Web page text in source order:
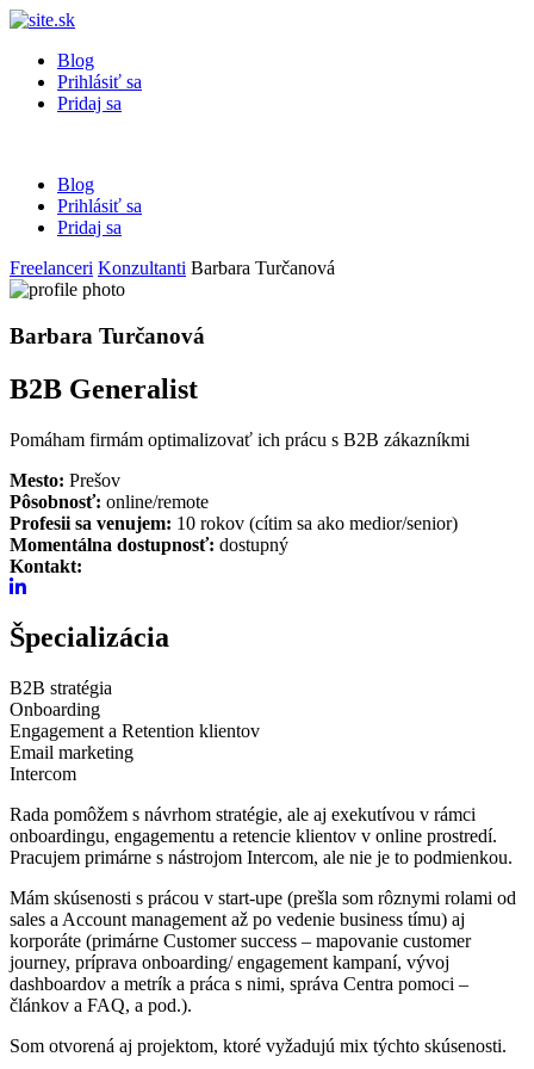
Blog
Prihlásiť sa
Pridaj sa
Blog
Prihlásiť sa
Pridaj sa
Freelanceri Konzultanti Barbara Turčanová
Barbara Turčanová
B2B Generalist
Pomáham firmám optimalizovať ich prácu s B2B zákazníkmi
Mesto: Prešov
Pôsobnosť: online/remote
Profesii sa venujem: 10 rokov (cítim sa ako medior/senior)
Momentálna dostupnosť: dostupný
Kontakt:
Špecializácia
B2B stratégia
Onboarding
Engagement a Retention klientov
Email marketing
Intercom
Rada pomôžem s návrhom stratégie, ale aj exekutívou v rámci
onboardingu, engagementu a retencie klientov v online prostredí.
Pracujem primárne s nástrojom Intercom, ale nie je to podmienkou.
Mám skúsenosti s prácou v start-upe (prešla som rôznymi rolami od
sales a Account management až po vedenie business tímu) aj
korporáte (primárne Customer success – mapovanie customer
journey, príprava onboarding/ engagement kampaní, vývoj
dashboardov a metrík a práca s nimi, správa Centra pomoci –
článkov a FAQ, a pod.).
Som otvorená aj projektom, ktoré vyžadujú mix týchto skúsenosti.